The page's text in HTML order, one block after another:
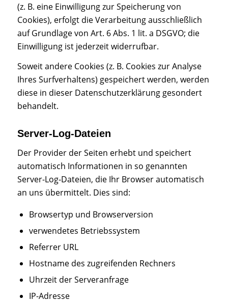
(z. B. eine Einwilligung zur Speicherung von
Cookies), erfolgt die Verarbeitung ausschließlich
auf Grundlage von Art. 6 Abs. 1 lit. a DSGVO; die
Einwilligung ist jederzeit widerrufbar.
Soweit andere Cookies (z. B. Cookies zur Analyse
Ihres Surfverhaltens) gespeichert werden, werden
diese in dieser Datenschutzerklärung gesondert
behandelt.
Server-Log-Dateien
Der Provider der Seiten erhebt und speichert
automatisch Informationen in so genannten
Server-Log-Dateien, die Ihr Browser automatisch
an uns übermittelt. Dies sind:
Browsertyp und Browserversion
verwendetes Betriebssystem
Referrer URL
Hostname des zugreifenden Rechners
Uhrzeit der Serveranfrage
IP-Adresse